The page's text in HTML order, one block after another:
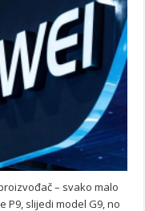
– svako malo
P9, slijedi model G9, no